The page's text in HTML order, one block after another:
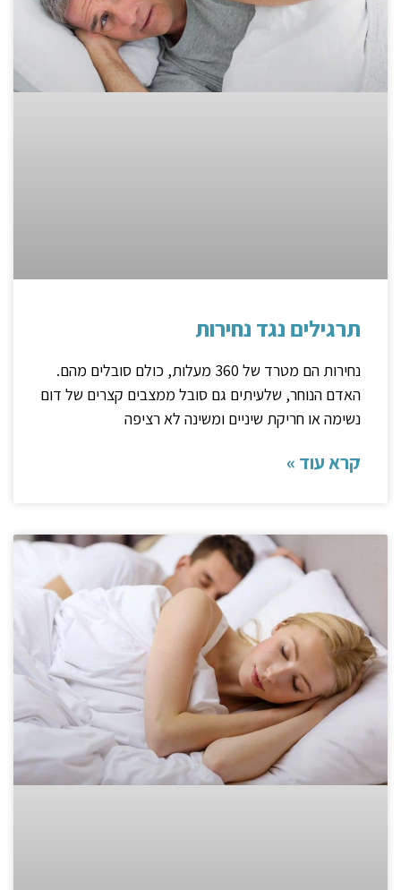
תרגילים נגד נחירות
נחירות הם מטרד של 360 מעלות, כולם סובלים מהם.
האדם הנוחר, שלעיתים גם סובל ממצבים קצרים של דום
נשימה או חריקת שיניים ומשינה לא רציפה
קרא עוד »